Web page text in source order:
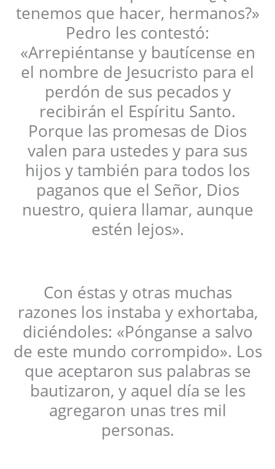
tenemos que hacer, hermanos?»
Pedro les contestó:
«Arrepiéntanse y bautícense en
el nombre de Jesucristo para el
perdón de sus pecados y
recibirán el Espíritu Santo.
Porque las promesas de Dios
valen para ustedes y para sus
hijos y también para todos los
paganos que el Señor, Dios
nuestro, quiera llamar, aunque
estén lejos».
Con éstas y otras muchas
razones los instaba y exhortaba,
diciéndoles: «Pónganse a salvo
de este mundo corrompido». Los
que aceptaron sus palabras se
bautizaron, y aquel día se les
agregaron unas tres mil
personas.